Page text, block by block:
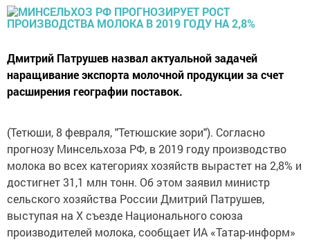
Дмитрий Патрушев назвал актуальной задачей
наращивание экспорта молочной продукции за счет
расширения географии поставок.
(Тетюши, 8 февраля, "Тетюшские зори"). Согласно
прогнозу Минсельхоза РФ, в 2019 году производство
молока во всех категориях хозяйств вырастет на 2,8% и
достигнет 31,1 млн тонн. Об этом заявил министр
сельского хозяйства России Дмитрий Патрушев,
выступая на X съезде Национального союза
производителей молока, сообщает ИА «Татар-информ»